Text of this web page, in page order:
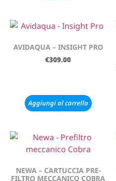
AVIDAQUA – INSIGHT PRO
€309.00
Aggiungi al carrello
NEWA – CARTUCCIA PRE-
FILTRO MECCANICO COBRA